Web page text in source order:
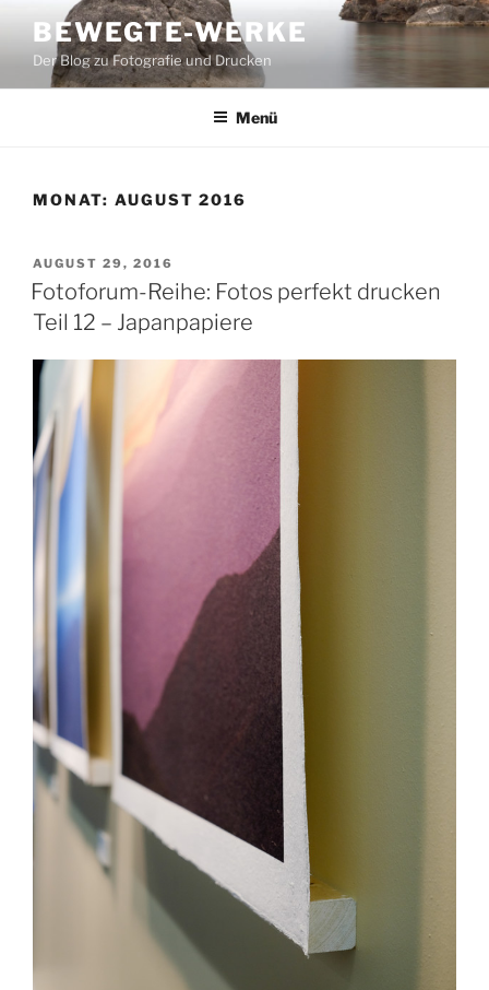
Inhalt
springen
BEWEGTE-WERKE
Der Blog zu Fotografie und Drucken
Menü
MONAT: AUGUST 2016
VERÖFFENTLICHT
AM
AUGUST 29, 2016
Fotoforum-Reihe: Fotos perfekt drucken
Teil 12 – Japanpapiere